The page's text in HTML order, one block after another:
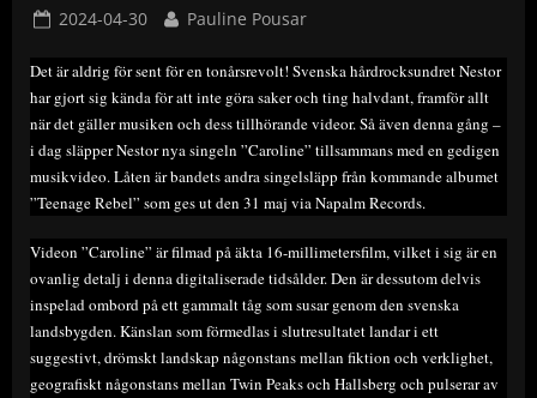
Posted
2024-04-30 By
Pauline Pousar
Det är aldrig för sent för en tonårsrevolt! Svenska hårdrocksundret Nestor
har gjort sig kända för att inte göra saker och ting halvdant, framför allt
när det gäller musiken och dess tillhörande videor. Så även denna gång –
i dag släpper Nestor nya singeln ”Caroline” tillsammans med en gedigen
musikvideo. Låten är bandets andra singelsläpp från kommande albumet
”Teenage Rebel” som ges ut den 31 maj via Napalm Records.
Videon ”Caroline” är filmad på äkta 16-millimetersfilm, vilket i sig är en
ovanlig detalj i denna digitaliserade tidsålder. Den är dessutom delvis
inspelad ombord på ett gammalt tåg som susar genom den svenska
landsbygden. Känslan som förmedlas i slutresultatet landar i ett
suggestivt, drömskt landskap någonstans mellan fiktion och verklighet,
geografiskt någonstans mellan Twin Peaks och Hallsberg och pulserar av